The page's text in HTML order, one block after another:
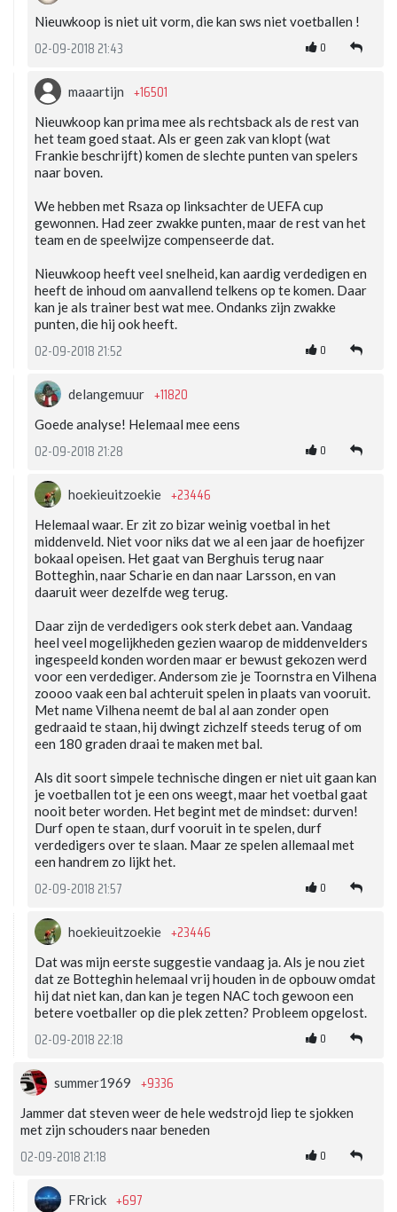
Nieuwkoop is niet uit vorm, die kan sws niet voetballen !
02-09-2018 21:43 0
maaartijn +16501
Nieuwkoop kan prima mee als rechtsback als de rest van
het team goed staat. Als er geen zak van klopt (wat
Frankie beschrijft) komen de slechte punten van spelers
naar boven.
We hebben met Rsaza op linksachter de UEFA cup
gewonnen. Had zeer zwakke punten, maar de rest van het
team en de speelwijze compenseerde dat.
Nieuwkoop heeft veel snelheid, kan aardig verdedigen en
heeft de inhoud om aanvallend telkens op te komen. Daar
kan je als trainer best wat mee. Ondanks zijn zwakke
punten, die hij ook heeft.
02-09-2018 21:52 0
delangemuur +11820
Goede analyse! Helemaal mee eens
02-09-2018 21:28 0
hoekieuitzoekie +23446
Helemaal waar. Er zit zo bizar weinig voetbal in het
middenveld. Niet voor niks dat we al een jaar de hoefijzer
bokaal opeisen. Het gaat van Berghuis terug naar
Botteghin, naar Scharie en dan naar Larsson, en van
daaruit weer dezelfde weg terug.
Daar zijn de verdedigers ook sterk debet aan. Vandaag
heel veel mogelijkheden gezien waarop de middenvelders
ingespeeld konden worden maar er bewust gekozen werd
voor een verdediger. Andersom zie je Toornstra en Vilhena
zoooo vaak een bal achteruit spelen in plaats van vooruit.
Met name Vilhena neemt de bal al aan zonder open
gedraaid te staan, hij dwingt zichzelf steeds terug of om
een 180 graden draai te maken met bal.
Als dit soort simpele technische dingen er niet uit gaan kan
je voetballen tot je een ons weegt, maar het voetbal gaat
nooit beter worden. Het begint met de mindset: durven!
Durf open te staan, durf vooruit in te spelen, durf
verdedigers over te slaan. Maar ze spelen allemaal met
een handrem zo lijkt het.
02-09-2018 21:57 0
hoekieuitzoekie +23446
Dat was mijn eerste suggestie vandaag ja. Als je nou ziet
dat ze Botteghin helemaal vrij houden in de opbouw omdat
hij dat niet kan, dan kan je tegen NAC toch gewoon een
betere voetballer op die plek zetten? Probleem opgelost.
02-09-2018 22:18 0
summer1969 +9336
Jammer dat steven weer de hele wedstrojd liep te sjokken
met zijn schouders naar beneden
02-09-2018 21:18 0
FRrick +697